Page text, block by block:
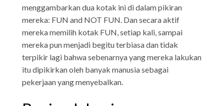
menggambarkan dua kotak ini di dalam pikiran
mereka: FUN and NOT FUN. Dan secara aktif
mereka memilih kotak FUN, setiap kali, sampai
mereka pun menjadi begitu terbiasa dan tidak
terpikir lagi bahwa sebenarnya yang mereka lakukan
itu dipikirkan oleh banyak manusia sebagai
pekerjaan yang menyebalkan.